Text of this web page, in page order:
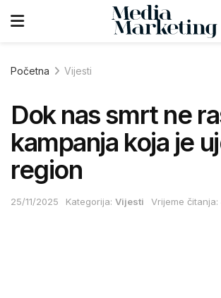
Početna Vijesti
Dok nas smrt ne
kampanja koja je
region
25/11/2025 Kategorija: Vijesti Vrijeme čitanja: